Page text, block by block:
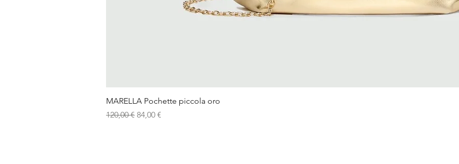
MARELLA Pochette piccola oro
Prezzo regolare
120,00 € Prezzo scontato
84,00 €